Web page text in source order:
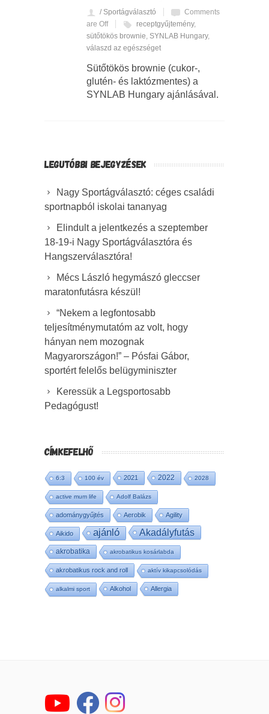
/ Sportágválasztó
Comments
are Off
receptgyűjtemény,
sütőtökös brownie SYNLAB Hungary,
válaszd az egészséget
Sütőtökös brownie (cukor-,
glutén- és laktózmentes) a
SYNLAB Hungary ajánlásával.
LEGUTÓBBI BEJEGYZÉSEK
Nagy Sportágválasztó: céges családi
sportnapból iskolai tananyag
Elindult a jelentkezés a szeptember
18-19-i Nagy Sportágválasztóra és
Hangszerválasztóra!
Mécs László hegymászó gleccser
maratonfutásra készül!
“Nekem a legfontosabb
teljesítménymutatóm az volt, hogy
hányan nem mozognak
Magyarországon!” – Pósfai Gábor,
sportért felelős belügyminiszter
Keressük a Legsportosabb
Pedagógust!
CÍMKEFELHŐ
6:3 100 év 2021 2022 2028
active mum life Adolf Balázs
adománygyűjtés Aerobik Agility
Aikido ajánló Akadályfutás
akrobatika akrobatikus kosárlabda
akrobatikus rock and roll aktív kikapcsolódás
alkalmi sport Alkohol Allergia